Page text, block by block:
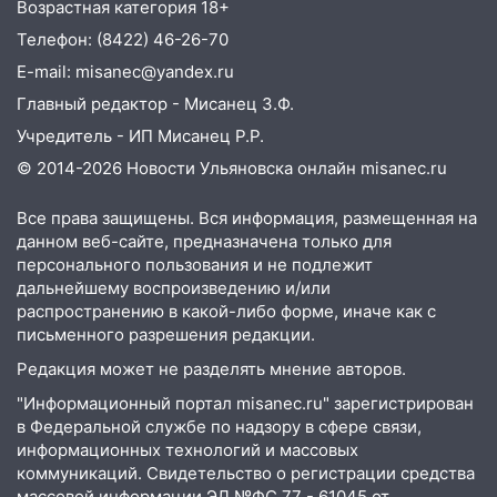
руководителя частной компании
наказали за сокрытие прошлого своего
сотрудник
18:02 В Ульяновск едут звезды
баскетбола!
17:08 Ульяновский областной суд
«УльяновскФармации» за махинации на
3,2 млн рублей
16:09 Ветераны легкой атлетики из
Ульяновска успешно выступили на
Чемпионате России
16:02
В Ульяновской области убрали
более 28% площадей зерновых и
зернобобовых культур
15:51 Бросила кирпич в жену брата: в
Ульяновской области завели дело на
Возрастная категория 18+
Телефон: (8422) 46-26-70
E-mail: misanec@yandex.ru
Главный редактор - Мисанец З.Ф.
Учредитель - ИП Мисанец Р.Р.
© 2014-2026 Новости Ульяновска онлайн misanec.ru
Все права защищены. Вся информация, размещенная на
данном веб-сайте, предназначена только для
персонального пользования и не подлежит
дальнейшему воспроизведению и/или
распространению в какой-либо форме, иначе как с
письменного разрешения редакции.
Редакция может не разделять мнение авторов.
"Информационный портал misanec.ru" зарегистрирован
в Федеральной службе по надзору в сфере связи,
информационных технологий и массовых
коммуникаций. Свидетельство о регистрации средства